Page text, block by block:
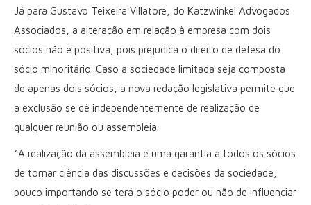
Já para Gustavo Teixeira Villatore, do Katzwinkel Advogados
Associados, a alteração em relação à empresa com dois
sócios não é positiva, pois prejudica o direito de defesa do
sócio minoritário. Caso a sociedade limitada seja composta
de apenas dois sócios, a nova redação legislativa permite que
a exclusão se dê independentemente de realização de
qualquer reunião ou assembleia.
“A realização da assembleia é uma garantia a todos os sócios
de tomar ciência das discussões e decisões da sociedade,
pouco importando se terá o sócio poder ou não de influenciar